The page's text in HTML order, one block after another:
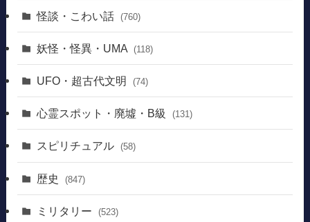
怪談・こわい話 (760)
妖怪・怪異・UMA (118)
UFO・超古代文明 (74)
心霊スポット・廃墟・B級 (131)
スピリチュアル (58)
歴史 (847)
ミリタリー (523)